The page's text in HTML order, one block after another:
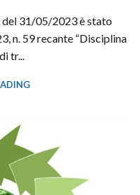
31/05/2023 è stato
n. 59 recante “Disciplina
tr...